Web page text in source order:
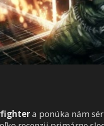
a ponúka nám